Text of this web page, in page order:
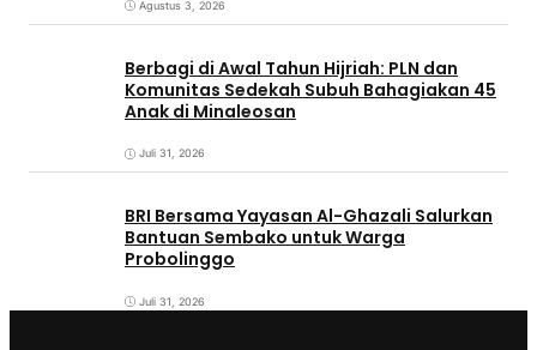
Agustus 3, 2026
Berbagi di Awal Tahun Hijriah: PLN dan
Komunitas Sedekah Subuh Bahagiakan 45
Anak di Minaleosan
Juli 31, 2026
BRI Bersama Yayasan Al-Ghazali Salurkan
Bantuan Sembako untuk Warga
Probolinggo
Juli 31, 2026